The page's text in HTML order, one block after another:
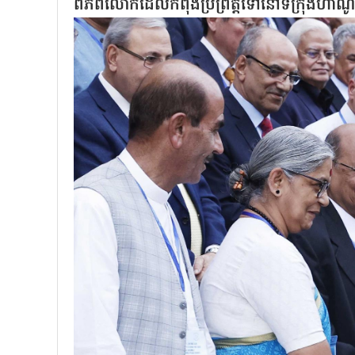
ពិភពលោកដែលកំពុងប្រព្រឹត្តទៅនៅទីក្រុងហ